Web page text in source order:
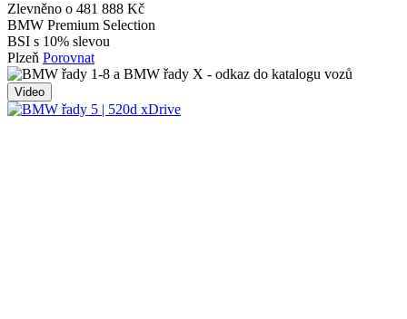
Zlevněno o 481 888 Kč
BMW Premium Selection
BSI s 10% slevou
Plzeň Porovnat
Video